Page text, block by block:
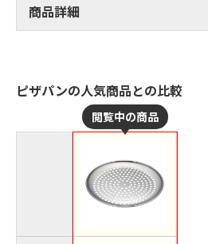
商品詳細
ピザパンの人気商品との比較